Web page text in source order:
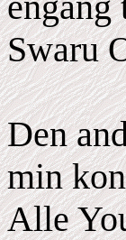
Swaru
Den
min
Alle